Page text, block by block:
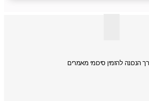
הנכונה להזמין סיכומי מאמרים